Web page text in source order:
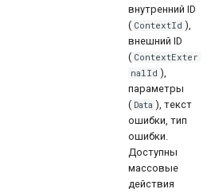
внутренний ID
( ContextId ),
внешний ID
( ContextExter
nalId ),
параметры
( Data ), текст
ошибки, тип
ошибки.
Доступны
массовые
действия